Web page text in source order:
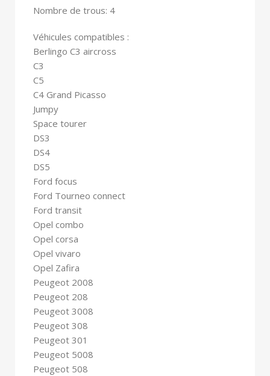
Nombre de trous: 4
Véhicules compatibles :
Berlingo C3 aircross
C3
C5
C4 Grand Picasso
Jumpy
Space tourer
DS3
DS4
DS5
Ford focus
Ford Tourneo connect
Ford transit
Opel combo
Opel corsa
Opel vivaro
Opel Zafira
Peugeot 2008
Peugeot 208
Peugeot 3008
Peugeot 308
Peugeot 301
Peugeot 5008
Peugeot 508